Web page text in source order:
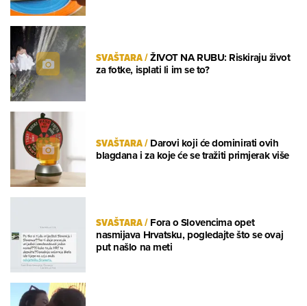
SVAŠTARA/ŽIVOT NA RUBU: Riskiraju život
za fotke, isplati li im se to?
SVAŠTARA/Darovi koji će dominirati ovih
blagdana i za koje će se tražiti primjerak više
SVAŠTARA/Fora o Slovencima opet
nasmijava Hrvatsku, pogledajte što se ovaj
put našlo na meti